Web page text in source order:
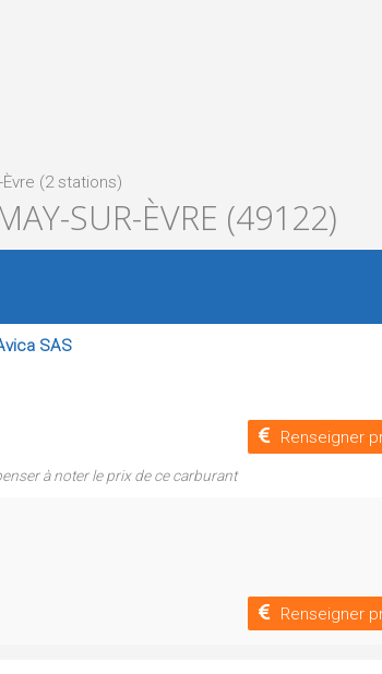
(2 stations)
SUR-ÈVRE (49122)
SAS
Renseigner
à noter le prix de ce carburant
Renseigner